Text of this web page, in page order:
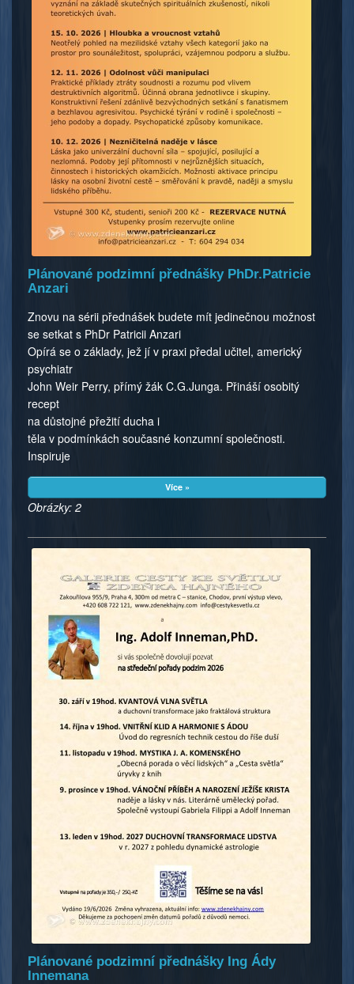
Plánované podzimní přednášky PhDr.Patricie
Anzari
Znovu na sérii přednášek budete mít jedinečnou možnost
se setkat s PhDr Patricii Anzari
Opírá se o základy, jež jí v praxi předal učitel, americký
psychiatr
John Weir Perry, přímý žák C.G.Junga. Přináší osobitý
recept
na důstojné přežití ducha i
těla v podmínkách současné konzumní společnosti.
Inspiruje
Více »
Obrázky: 2
Plánované podzimní přednášky Ing Ády
Innemana